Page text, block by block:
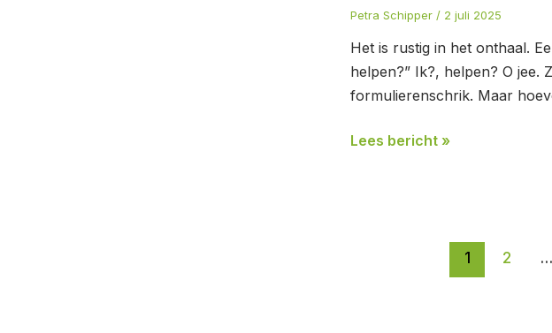
Petra Schipper / 2 juli 2025
Het is rustig in het onthaal.
helpen?” Ik?, helpen? O jee.
formulierenschrik. Maar
een
Lees bericht »
1 2 …